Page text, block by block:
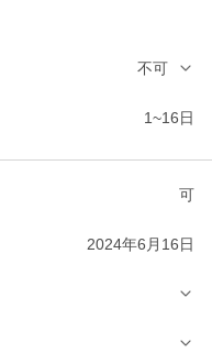
不可
1~16日
可
2024年6月16日